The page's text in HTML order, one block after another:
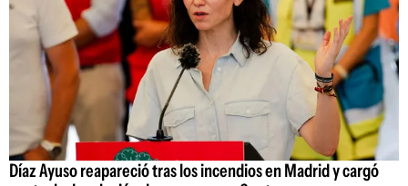
Díaz Ayuso reapareció tras los incendios en Madrid y cargó